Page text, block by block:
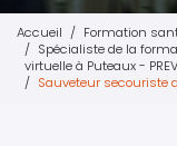
Accueil
Formation
Spécialiste de la
virtuelle à Puteaux -
Sauveteur secouriste